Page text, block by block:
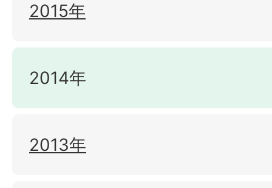
2015年
2014年
2013年